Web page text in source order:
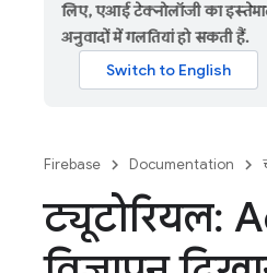
लिए, एआई टेक्नोलॉजी का
अनुवादों में गलतियां हो सकती हैं.
Firebase Documentation
ट्यूटोरियल: